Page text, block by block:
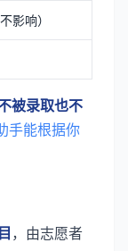
影响）
被录取也不
手能根据你
，由志愿者